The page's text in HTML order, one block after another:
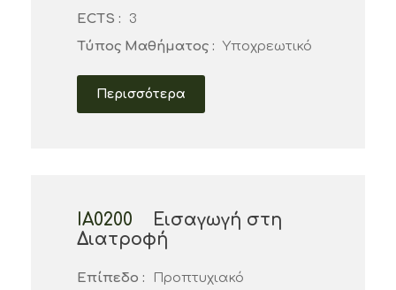
ECTS :
3
Τύπος Μαθήματος : Υποχρεωτικό
Περισσότερα
ΙΑ0200
Εισαγωγή στη
Διατροφή
Επίπεδο :
Προπτυχιακό